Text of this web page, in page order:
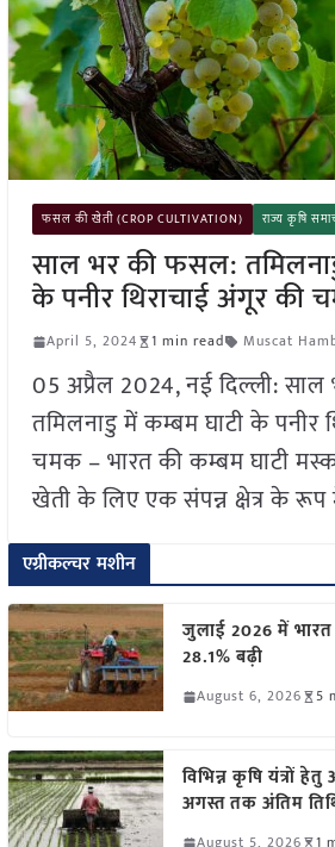
फसल की खेती (CROP CULTIVATION) राज्य कृषि
साल भर की फसल:
के पनीर थिराचाई अंगूर की
April 5, 2024 1 min read Muscat
05 अप्रैल 2024, नई दिल्ली:
तमिलनाडु में कम्बम घाटी के पनीर
चमक – भारत की कम्बम घाटी
खेती के लिए एक संपन्न क्षेत्र के
एग्रीकल्चर मशीन
जुलाई 2026 में भारत
28.1% बढ़ी
August 6, 2026 5
विभिन्न कृषि यंत्रों
अगस्त तक अंतिम